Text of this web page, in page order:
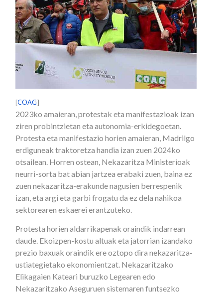
[COAG]
2023ko amaieran, protestak eta manifestazioak izan
ziren probintzietan eta autonomia-erkidegoetan.
Protesta eta manifestazio horien amaieran, Madrilgo
erdiguneak traktoretza handia izan zuen 2024ko
otsailean. Horren ostean, Nekazaritza Ministerioak
neurri-sorta bat abian jartzea erabaki zuen, baina ez
zuen nekazaritza-erakunde nagusien berrespenik
izan, eta argi eta garbi frogatu da ez dela nahikoa
sektorearen eskaerei erantzuteko.
Protesta horien aldarrikapenak oraindik indarrean
daude. Ekoizpen-kostu altuak eta jatorrian izandako
prezio baxuak oraindik ere oztopo dira nekazaritza-
ustiategietako ekonomientzat. Nekazaritzako
Elikagaien Kateari buruzko Legearen edo
Nekazaritzako Aseguruen sistemaren funtsezko